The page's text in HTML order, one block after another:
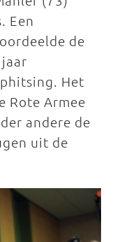
Een
de
Het
Rote Armee
andere de
uit de